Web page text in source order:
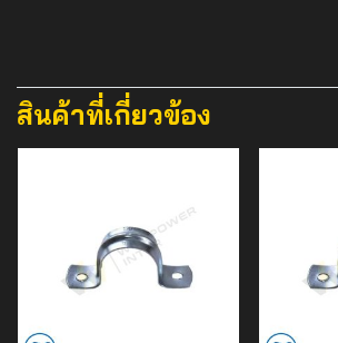
สินค้าที่เกี่ยวข้อง